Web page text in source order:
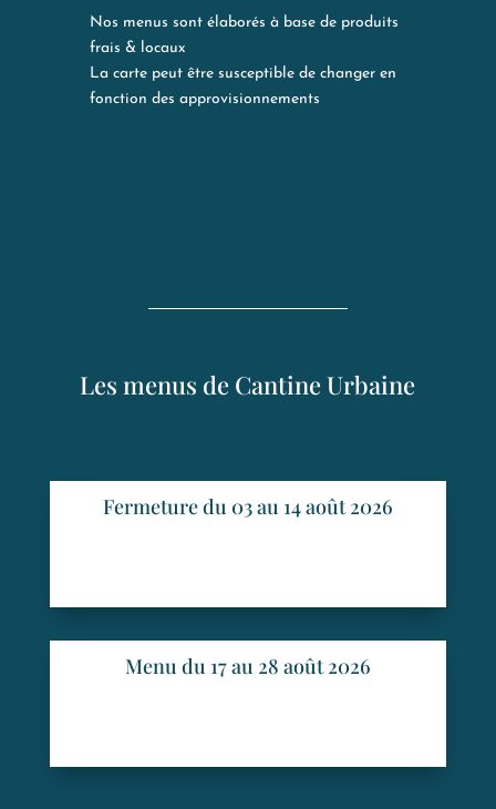
Nos menus sont élaborés à base de produits
frais & locaux
La carte peut être susceptible de changer en
fonction des approvisionnements
Les menus de Cantine Urbaine
Fermeture du 03 au 14 août 2026
Menu du 17 au 28 août 2026